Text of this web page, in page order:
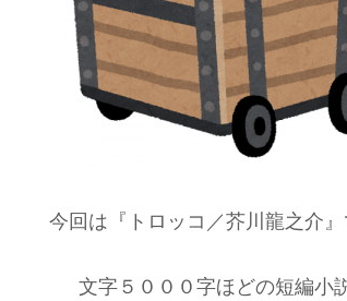
今回は『トロッコ／芥川龍之介』
文字５０００字ほどの短編小